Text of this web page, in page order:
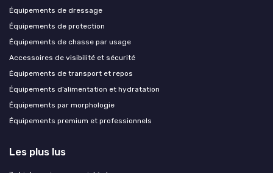
Équipements de dressage
Équipements de protection
Équipements de chasse par usage
Accessoires de visibilité et sécurité
Équipements de transport et repos
Équipements d’alimentation et hydratation
Équipements par morphologie
Équipements premium et professionnels
Les plus lus